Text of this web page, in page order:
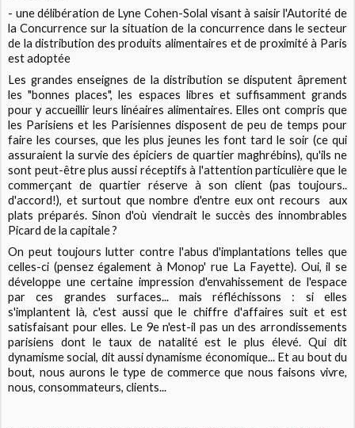
- une délibération de Lyne Cohen-Solal visant à saisir l'Autorité de
la Concurrence sur la situation de la concurrence dans le secteur
de la distribution des produits alimentaires et de proximité à Paris
est adoptée
Les grandes enseignes de la distribution se disputent âprement
les "bonnes places", les espaces libres et suffisamment grands
pour y accueillir leurs linéaires alimentaires. Elles ont compris que
les Parisiens et les Parisiennes disposent de peu de temps pour
faire les courses, que les plus jeunes les font tard le soir (ce qui
assuraient la survie des épiciers de quartier maghrébins), qu'ils ne
sont peut-être plus aussi réceptifs à l'attention particulière que le
commerçant de quartier réserve à son client (pas toujours..
d'accord!), et surtout que nombre d'entre eux ont recours aux
plats préparés. Sinon d'où viendrait le succès des innombrables
Picard de la capitale ?
On peut toujours lutter contre l'abus d'implantations telles que
celles-ci (pensez également à Monop' rue La Fayette). Oui, il se
développe une certaine impression d'envahissement de l'espace
par ces grandes surfaces... mais réfléchissons : si elles
s'implantent là, c'est aussi que le chiffre d'affaires suit et est
satisfaisant pour elles. Le 9e n'est-il pas un des arrondissements
parisiens dont le taux de natalité est le plus élevé. Qui dit
dynamisme social, dit aussi dynamisme économique... Et au bout du
bout, nous aurons le type de commerce que nous faisons vivre,
nous, consommateurs, clients...